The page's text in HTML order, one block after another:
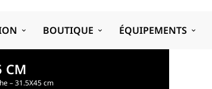
BOUTIQUE ÉQUIPEMENTS
CM
– 31.5X45 cm